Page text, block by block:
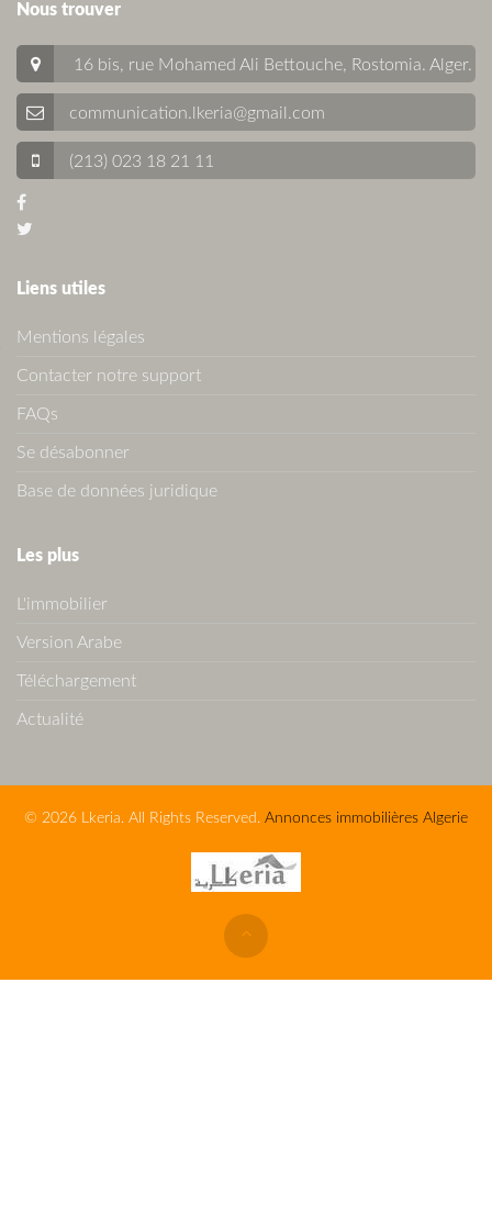
Nous trouver
16 bis, rue Mohamed Ali Bettouche, Rostomia. Alger.
communication.lkeria@gmail.com
(213) 023 18 21 11
Liens utiles
Mentions légales
Contacter notre support
FAQs
Se désabonner
Base de données juridique
Les plus
L'immobilier
Version Arabe
Téléchargement
Actualité
© 2026 Lkeria. All Rights Reserved. Annonces immobilières Algerie